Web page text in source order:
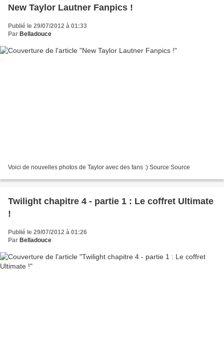
New Taylor Lautner Fanpics !
Publié le 29/07/2012 à 01:33
Par Belladouce
Voici de nouvelles photos de Taylor avec des fans :) Source Source
Twilight chapitre 4 - partie 1 : Le coffret Ultimate
!
Publié le 29/07/2012 à 01:26
Par Belladouce